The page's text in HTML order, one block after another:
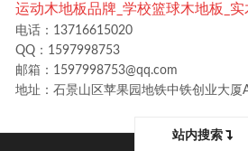
运动木地板品牌_学校篮球木地板_
电话：13716615020
QQ：1597998753
邮箱：1597998753@qq.com
地址：石景山区苹果园地铁中铁创业大厦
站内搜索